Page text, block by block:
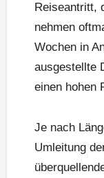
Reiseantritt,
nehmen
Wochen in
ausgestellte
einen hohen
Je nach
Umleitung